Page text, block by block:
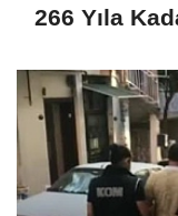
266 Yıla